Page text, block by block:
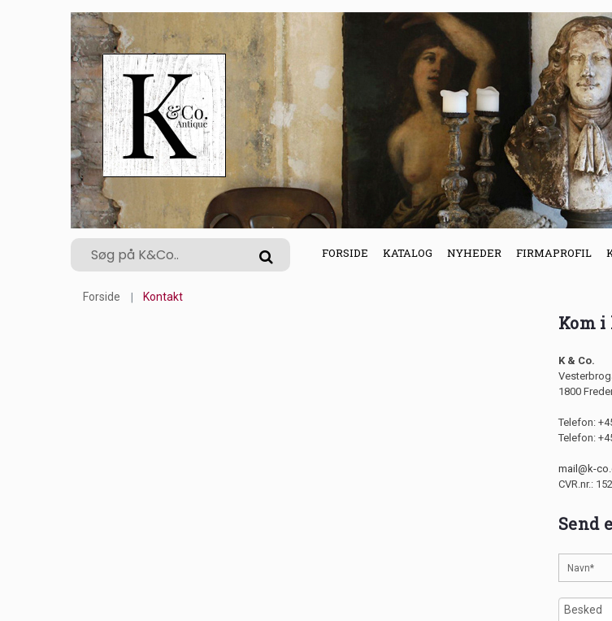
FORSIDE KATALOG NYHEDER FIRMAPROFIL
Forside Kontakt
Kom
K & Co.
1800
Telefon:
Telefon:
mail@k-
CVR.nr.:
Send